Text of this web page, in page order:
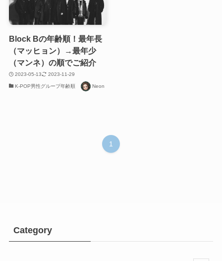
Block Bの年齢順！最年長
（マッヒョン）→最年少
（マンネ）の順でご紹介
2023-05-13 2023-11-29
K-POP男性グループ年齢順 Neon
1
Category